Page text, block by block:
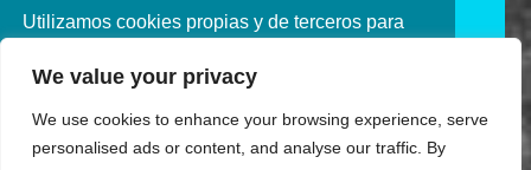
Utilizamos cookies propias y de terceros para
navegando, consideramos que acepta su uso.
política de cookies consulte nuestra
Política de
privacidad
We value your privacy
We use cookies to enhance your browsing experience, serve
personalised ads or content, and analyse our traffic. By